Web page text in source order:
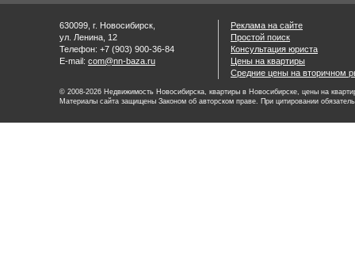
630099, г. Новосибирск,
ул. Ленина, 12
Телефон: +7 (903) 900-36-84
E-mail: com@nn-baza.ru
Реклама на сайте
Простой поиск
Консультация юриста
Цены на квартиры
Средние цены на вторичном
© 2008-2026 Недвижимость Новосибирска, квартиры в Новосибирске, цены на
Материалы сайта защищены Законом об авторском праве. При цитировании